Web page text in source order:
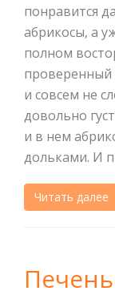
понравится
абрикосы, а
полном
проверенный
и совсем не
довольно
и в нем
дольками. И
Читать далее